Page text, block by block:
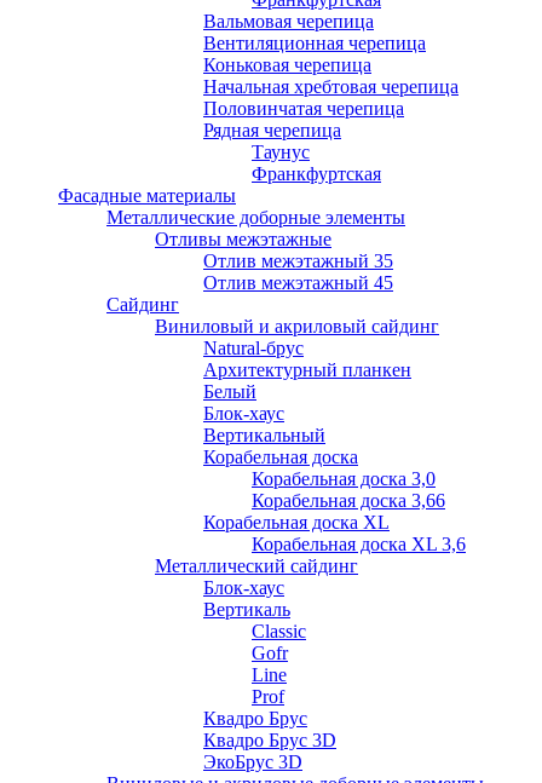
Вальмовая черепица
Вентиляционная черепица
Коньковая черепица
Начальная хребтовая черепица
Половинчатая черепица
Рядная черепица
Таунус
Франкфуртская
Фасадные материалы
Металлические доборные элементы
Отливы межэтажные
Отлив межэтажный 35
Отлив межэтажный 45
Сайдинг
Виниловый и акриловый сайдинг
Natural-брус
Архитектурный планкен
Белый
Блок-хаус
Вертикальный
Корабельная доска
Корабельная доска 3,0
Корабельная доска 3,66
Корабельная доска XL
Корабельная доска XL 3,6
Металлический сайдинг
Блок-хаус
Вертикаль
Classic
Gofr
Line
Prof
Квадро Брус
Квадро Брус 3D
ЭкоБрус 3D